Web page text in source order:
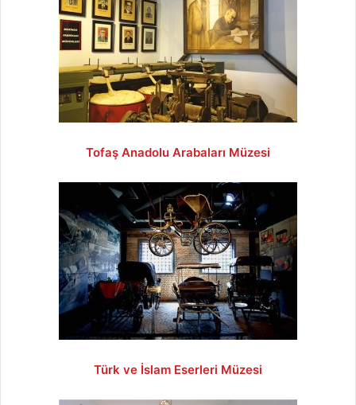
Tofaş Anadolu Arabaları Müzesi
Türk ve İslam Eserleri Müzesi